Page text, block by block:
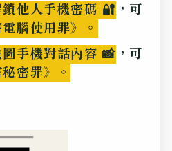
他人手機密碼 🔐 ，可
電腦使用罪》。
手機對話內容 📸 ，可
秘密罪》。